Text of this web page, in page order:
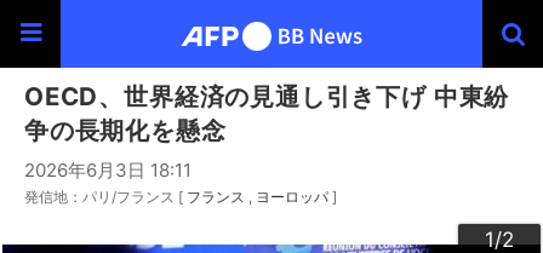
OECD、世界経済の見通し引き下げ 中東紛
争の長期化を懸念
2026年6月3日 18:11
発信地：パリ/フランス [ フランス ヨーロッパ ]
1/2
2/2